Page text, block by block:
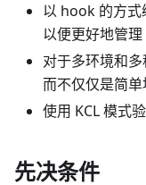
以 hook 的方
以便更好地管
对于多环境和多
而不仅仅是简
使用 KCL 模式
先决条件